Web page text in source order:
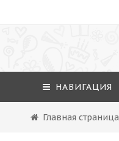
НАВИГАЦИЯ
Главная страница